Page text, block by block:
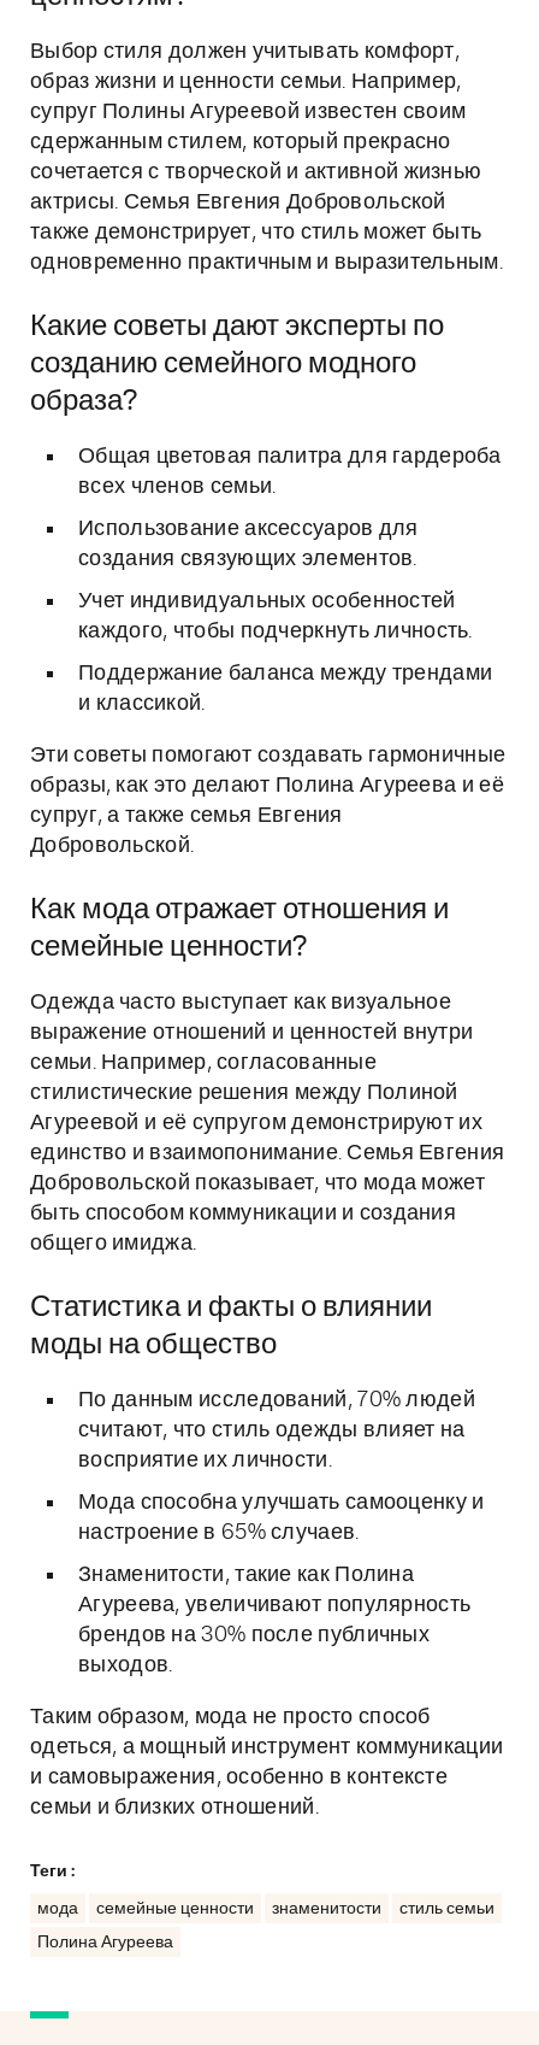
Выбор стиля должен учитывать комфорт,
образ жизни и ценности семьи. Например,
супруг Полины Агуреевой известен своим
сдержанным стилем, который прекрасно
сочетается с творческой и активной жизнью
актрисы. Семья Евгения Добровольской
также демонстрирует, что стиль может быть
одновременно практичным и выразительным.
Какие советы дают эксперты по
созданию семейного модного
образа?
Общая цветовая палитра для гардероба
всех членов семьи.
Использование аксессуаров для
создания связующих элементов.
Учет индивидуальных особенностей
каждого, чтобы подчеркнуть личность.
Поддержание баланса между трендами
и классикой.
Эти советы помогают создавать гармоничные
образы, как это делают Полина Агуреева и её
супруг, а также семья Евгения
Добровольской.
Как мода отражает отношения и
семейные ценности?
Одежда часто выступает как визуальное
выражение отношений и ценностей внутри
семьи. Например, согласованные
стилистические решения между Полиной
Агуреевой и её супругом демонстрируют их
единство и взаимопонимание. Семья Евгения
Добровольской показывает, что мода может
быть способом коммуникации и создания
общего имиджа.
Статистика и факты о влиянии
моды на общество
По данным исследований, 70% людей
считают, что стиль одежды влияет на
восприятие их личности.
Мода способна улучшать самооценку и
настроение в 65% случаев.
Знаменитости, такие как Полина
Агуреева, увеличивают популярность
брендов на 30% после публичных
выходов.
Таким образом, мода не просто способ
одеться, а мощный инструмент коммуникации
и самовыражения, особенно в контексте
семьи и близких отношений.
Теги :
мода семейные ценности знаменитости
стиль семьи
Полина Агуреева